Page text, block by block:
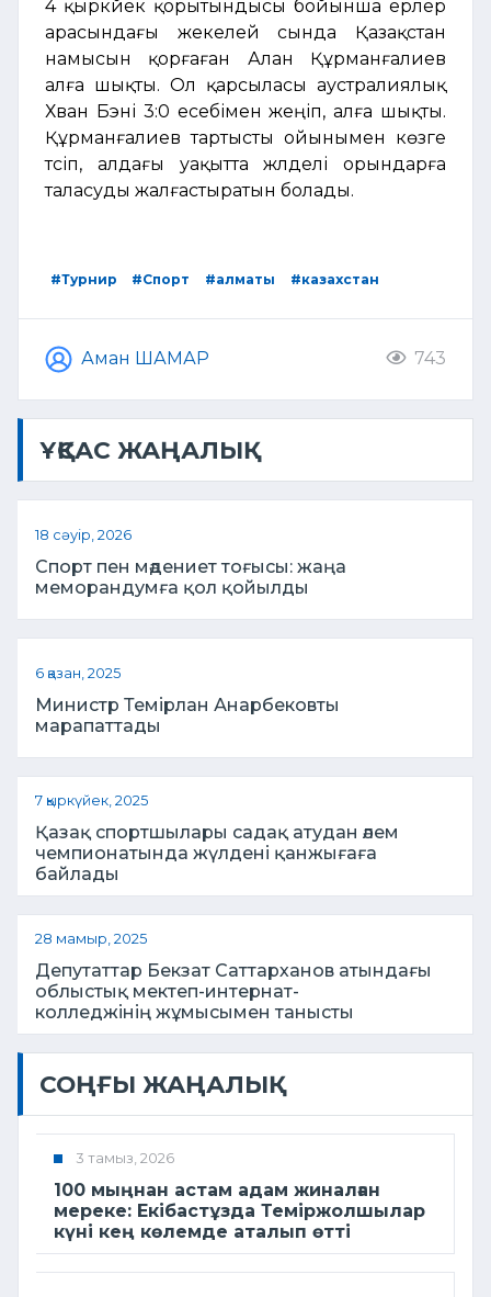
4 қыркүйек қорытындысы бойынша ерлер
арасындағы жекелей сында Қазақстан
намысын қорғаған Алан Құрманғалиев
алға шықты. Ол қарсыласы аустралиялық
Хван Бэні 3:0 есебімен жеңіп, алға шықты.
Құрманғалиев тартысты ойынымен көзге
түсіп, алдағы уақытта жүлделі орындарға
таласуды жалғастыратын болады.
#Турнир #Спорт #алматы #казахстан
Аман ШАМАР 743
ҰҚСАС ЖАҢАЛЫҚ
18 сәуір, 2026
Спорт пен мәдениет тоғысы: жаңа
меморандумға қол қойылды
6 қазан, 2025
Министр Темірлан Анарбековты
марапаттады
7 қыркүйек, 2025
Қазақ спортшылары садақ атудан әлем
чемпионатында жүлдені қанжығаға
байлады
28 мамыр, 2025
Депутаттар Бекзат Саттарханов атындағы
облыстық мектеп-интернат-
колледжінің жұмысымен танысты
СОҢҒЫ ЖАҢАЛЫҚ
3 тамыз, 2026
100 мыңнан астам адам жиналған
мереке: Екібастұзда Теміржолшылар
күні кең көлемде аталып өтті